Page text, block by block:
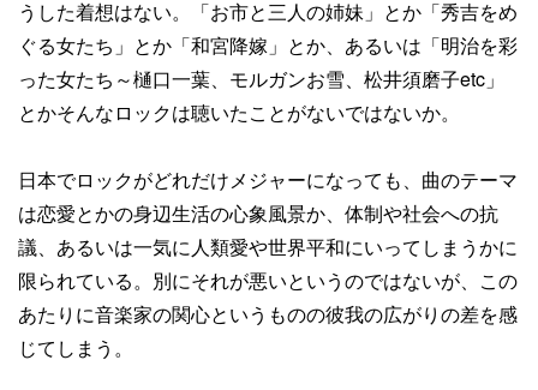
うした着想はない。「お市と三人の姉妹」とか「秀吉をめ
ぐる女たち」とか「和宮降嫁」とか、あるいは「明治を彩
った女たち～樋口一葉、モルガンお雪、松井須磨子etc」
とかそんなロックは聴いたことがないではないか。
日本でロックがどれだけメジャーになっても、曲のテーマ
は恋愛とかの身辺生活の心象風景か、体制や社会への抗
議、あるいは一気に人類愛や世界平和にいってしまうかに
限られている。別にそれが悪いというのではないが、この
あたりに音楽家の関心というものの彼我の広がりの差を感
じてしまう。